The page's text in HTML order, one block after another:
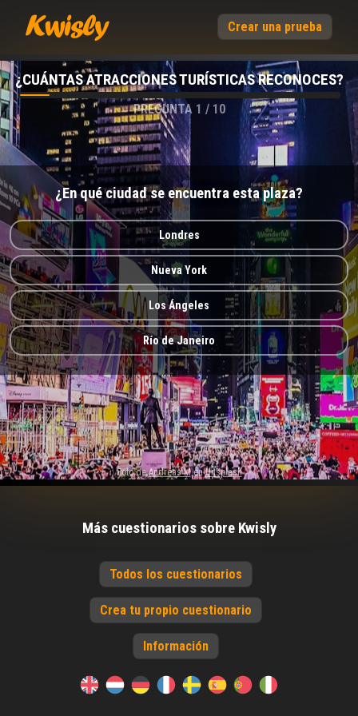
Crear una prueba
¿CUÁNTAS ATRACCIONES TURÍSTICAS RECONOCES?
PREGUNTA 1 / 10
¿En qué ciudad se encuentra esta plaza?
Londres
Nueva York
Los Ángeles
Río de Janeiro
Foto de Andreas M en Unsplash
Más cuestionarios sobre Kwisly
Todos los cuestionarios
Crea tu propio cuestionario
Información